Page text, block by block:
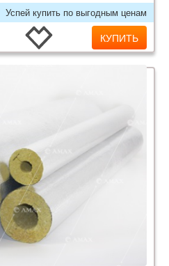
Успей купить по выгодным ценам
КУПИТЬ